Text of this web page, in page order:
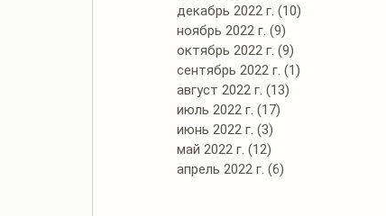
декабрь 2022 г. (10)
ноябрь 2022 г. (9)
октябрь 2022 г. (9)
сентябрь 2022 г. (1)
август 2022 г. (13)
июль 2022 г. (17)
июнь 2022 г. (3)
май 2022 г. (12)
апрель 2022 г. (6)